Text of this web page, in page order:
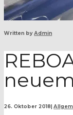
Written by Admin
26. Oktober 2018